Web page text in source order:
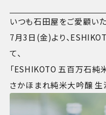
いつも石田屋をご愛顧い
7月3日(金)より、
て、
「ESHIKOTO 五百万石純
さかほまれ純米大吟醸 生